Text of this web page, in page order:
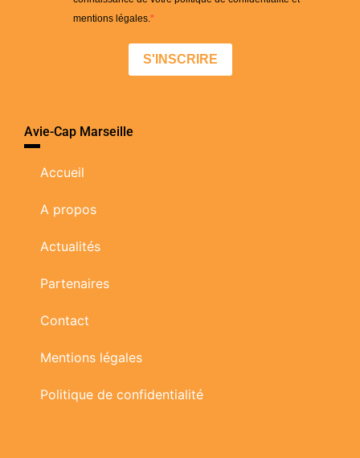
mentions légales.
S'INSCRIRE
Avie-Cap Marseille
Accueil
A propos
Actualités
Partenaires
Contact
Mentions légales
Politique de confidentialité